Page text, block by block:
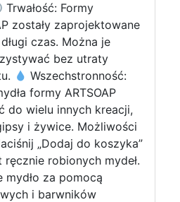
Trwałość: Formy
zostały zaprojektowane
czas. Można je
bez utraty
Wszechstronność:
formy ARTSOAP
do wielu innych kreacji,
i żywice. Możliwości
„Dodaj do koszyka”
robionych mydeł.
mydło za pomocą
i barwników